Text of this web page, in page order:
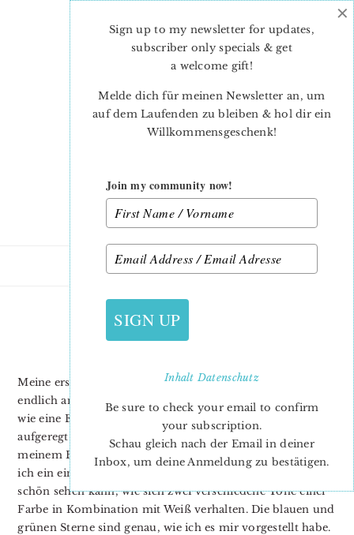
Meine ersten selbst designten Stoffe vonSpoonflower
endlich angekommen! Die Zeit des Wartens erschien mir
wie eine Ewigkeit und ich kann gar nicht sagen,
aufgeregt und gespannt ich war, als ich den Umschlag in
meinem Briefkasten entdeckt habe! Für den Anfang hab
ich ein einfaches, kleines Muster gewält, bei dem man
schön sehen kann, wie sich zwei verschiedene Töne einer
Farbe in Kombination mit Weiß verhalten. Die blauen und
grünen Sterne sind genau, wie ich es mir vorgestellt habe.
Sign up to my newsletter for updates,
subscriber only specials & get
a welcome gift!
Melde dich für meinen Newsletter an, um
auf dem Laufenden zu bleiben & hol dir ein
Willkommensgeschenk!
Join my community now!
SIGN UP
InhaltDatenschutz
Be sure to check your email to confirm
your subscription.
Schau gleich nach der Email in deiner
Inbox, um deine Anmeldung zu bestätigen.
×